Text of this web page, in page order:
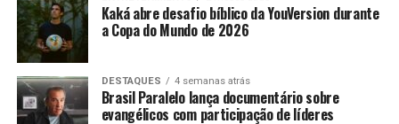
Kaká abre desafio bíblico da YouVersion durante
a Copa do Mundo de 2026
DESTAQUES 4 semanas atrás
Brasil Paralelo lança documentário sobre
evangélicos com participação de líderes